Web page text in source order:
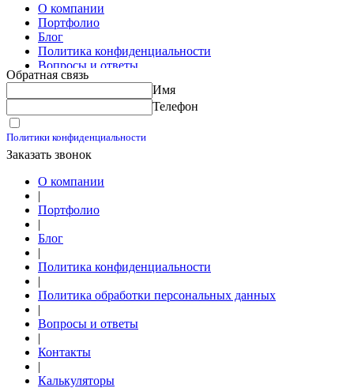
О компании
Портфолио
Блог
Политика конфиденциальности
Вопросы и ответы
Контакты
Обратная связь
Имя
Телефон
Политики конфиденциальности
Заказать звонок
О компании
|
Портфолио
|
Блог
|
Политика конфиденциальности
|
Политика обработки персональных данных
|
Вопросы и ответы
|
Контакты
|
Калькуляторы